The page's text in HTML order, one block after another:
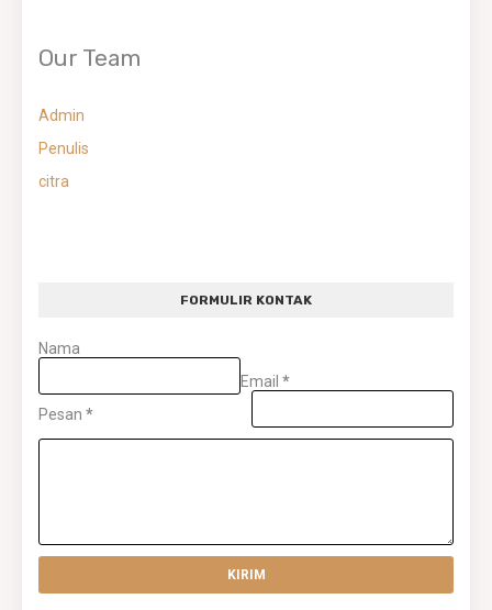
Our Team
Admin
Penulis
citra
FORMULIR KONTAK
Nama
Email *
Pesan *